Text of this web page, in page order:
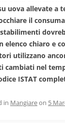
uova allevate a
il
elenco chiaro e
utilizzano
cambiati nel
ISTAT
in Mangiareon 5